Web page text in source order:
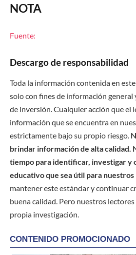
NOTA
Fuente:
Descargo de responsabilidad
Toda la información contenida en
solo con fines de información general
de inversión. Cualquier acción que el
información que se encuentra en
estrictamente bajo su propio riesgo.
brindar información de alta calidad.
tiempo para identificar, investigar y
educativo que sea útil para
mantener este estándar y continuar
buena calidad. Pero nuestros
propia investigación.